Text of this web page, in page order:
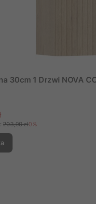
30cm 1 Drzwi NOVA
203,99 zł0%